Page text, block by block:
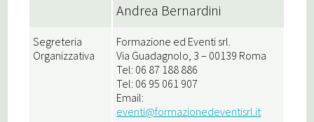
Andrea Bernardini
Segreteria
Organizzativa
Formazione ed Eventi srl.
Via Guadagnolo, 3 – 00139 Roma
Tel: 06 87 188 886
Tel: 06 95 061 907
Email:
eventi@formazionedeventisrl.it